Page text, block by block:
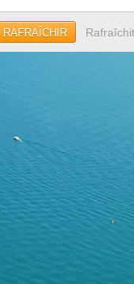
RAFRAÎCHIR